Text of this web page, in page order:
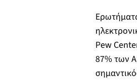
Pew
87% των